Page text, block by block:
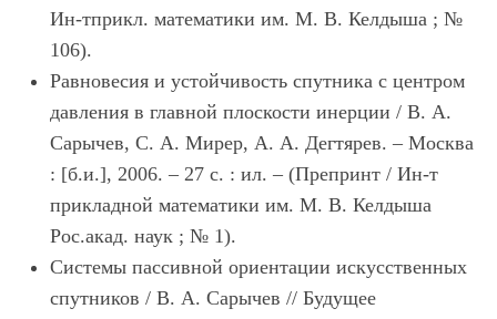
Ин-тприкл. математики им. М. В. Келдыша ; №
106).
Равновесия и устойчивость спутника с центром
давления в главной плоскости инерции / В. А.
Сарычев, С. А. Мирер, А. А. Дегтярев. – Москва
: [б.и.], 2006. – 27 с. : ил. – (Препринт / Ин-т
прикладной математики им. М. В. Келдыша
Рос.акад. наук ; № 1).
Системы пассивной ориентации искусственных
спутников / В. А. Сарычев // Будущее